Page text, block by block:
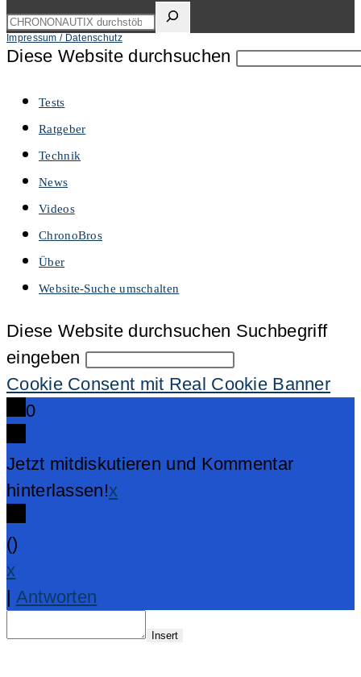
Impressum / Datenschutz
Diese Website durchsuchen
Tests
Ratgeber
Technik
News
Videos
ChronoBros
Über
Website-Suche umschalten
Diese Website durchsuchen Suchbegriff
eingeben
Cookie Consent mit Real Cookie Banner
0
Jetzt mitdiskutieren und Kommentar
hinterlassen!x
()
x
Antworten
Insert